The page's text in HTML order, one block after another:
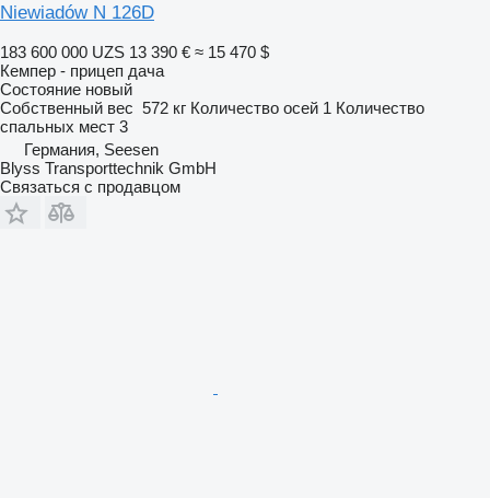
Niewiadów N 126D
183 600 000 UZS 13 390 € ≈ 15 470 $
Кемпер - прицеп дача
Состояние новый
Собственный вес 572 кг Количество осей 1 Количество
спальных мест 3
Германия, Seesen
Blyss Transporttechnik GmbH
Связаться с продавцом